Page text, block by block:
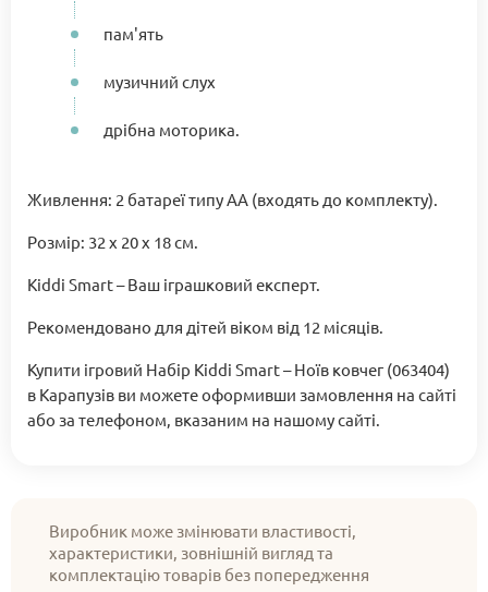
пам'ять
музичний слух
дрібна моторика.
Живлення: 2 батареї типу АА (входять до комплекту).
Розмір: 32 х 20 х 18 см.
Kiddi Smart – Ваш іграшковий експерт.
Рекомендовано для дітей віком від 12 місяців.
Купити ігровий Набір Kiddi Smart – Ноїв ковчег (063404)
в Карапузів ви можете оформивши замовлення на сайті
або за телефоном, вказаним на нашому сайті.
Виробник може змінювати властивості,
характеристики, зовнішній вигляд та
комплектацію товарів без попередження